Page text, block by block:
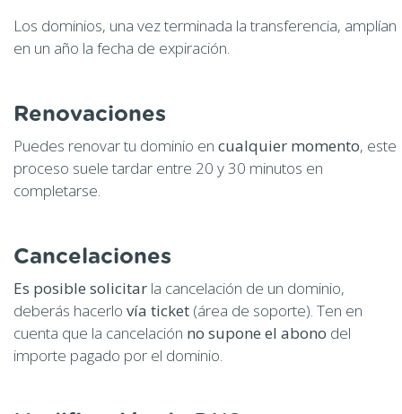
Los dominios, una vez terminada la transferencia, amplían
en un año la fecha de expiración.
Renovaciones
Puedes renovar tu dominio en cualquier momento, este
proceso suele tardar entre 20 y 30 minutos en
completarse.
Cancelaciones
Es posible solicitar la cancelación de un dominio,
deberás hacerlo vía ticket (área de soporte). Ten en
cuenta que la cancelación no supone el abono del
importe pagado por el dominio.